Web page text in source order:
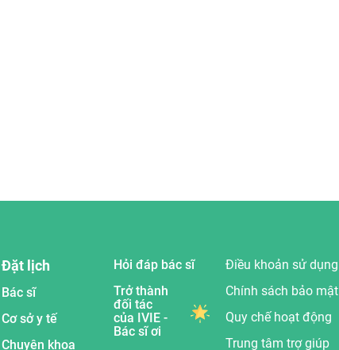
Đặt lịch
Bác sĩ
Cơ sở y tế
Chuyên khoa
Hỏi đáp bác sĩ
Trở thành
đối tác
của IVIE -
Bác sĩ ơi
Điều khoản sử dụng
Chính sách bảo mật
Quy chế hoạt động
Trung tâm trợ giúp